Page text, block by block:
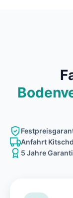
Anfahrt
5 Jahre